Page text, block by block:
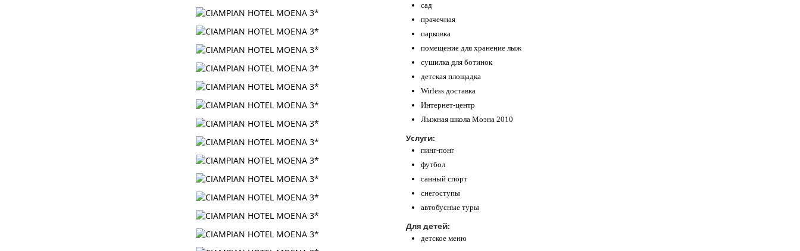
сад
прачечная
парковка
помещение для хранение лыж
сушилка для ботинок
детская площадка
Wirless доставка
Интернет-центр
Лыжная школа Моэна 2010
Услуги:
пинг-понг
футбол
санный спорт
снегоступы
автобусные туры
Для детей:
детское меню